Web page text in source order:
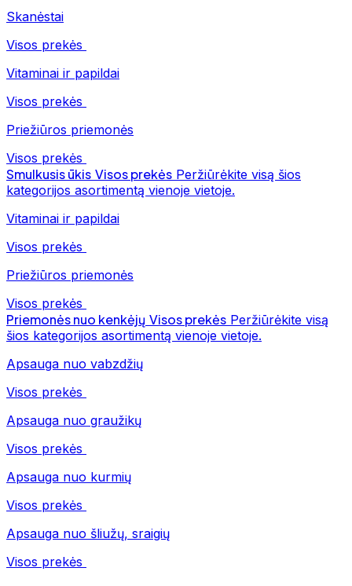
Skanėstai
Visos prekės
Vitaminai ir papildai
Visos prekės
Priežiūros priemonės
Visos prekės
Smulkusis ūkis Visos prekės Peržiūrėkite visą šios
kategorijos asortimentą vienoje vietoje.
Vitaminai ir papildai
Visos prekės
Priežiūros priemonės
Visos prekės
Priemonės nuo kenkėjų Visos prekės Peržiūrėkite visą
šios kategorijos asortimentą vienoje vietoje.
Apsauga nuo vabzdžių
Visos prekės
Apsauga nuo graužikų
Visos prekės
Apsauga nuo kurmių
Visos prekės
Apsauga nuo šliužų, sraigių
Visos prekės